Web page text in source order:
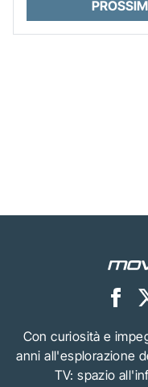
Con curiosità e
anni all'esplorazione
TV: spazio